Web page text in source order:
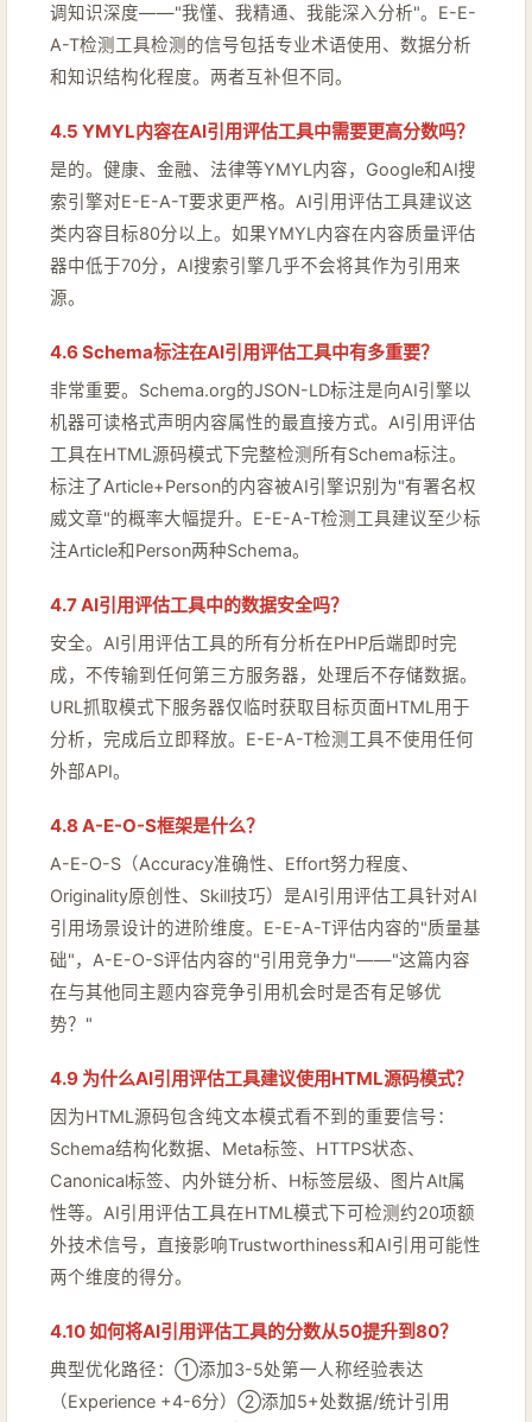
调知识深度——"我懂、我精通、我能深入分析"。E-E-
A-T检测工具检测的信号包括专业术语使用、数据分析
和知识结构化程度。两者互补但不同。
4.5 YMYL内容在AI引用评估工具中需要更高分数吗？
是的。健康、金融、法律等YMYL内容，Google和AI搜
索引擎对E-E-A-T要求更严格。AI引用评估工具建议这
类内容目标80分以上。如果YMYL内容在内容质量评估
器中低于70分，AI搜索引擎几乎不会将其作为引用来
源。
4.6 Schema标注在AI引用评估工具中有多重要？
非常重要。Schema.org的JSON-LD标注是向AI引擎以
机器可读格式声明内容属性的最直接方式。AI引用评估
工具在HTML源码模式下完整检测所有Schema标注。
标注了Article+Person的内容被AI引擎识别为"有署名权
威文章"的概率大幅提升。E-E-A-T检测工具建议至少标
注Article和Person两种Schema。
4.7 AI引用评估工具中的数据安全吗？
安全。AI引用评估工具的所有分析在PHP后端即时完
成，不传输到任何第三方服务器，处理后不存储数据。
URL抓取模式下服务器仅临时获取目标页面HTML用于
分析，完成后立即释放。E-E-A-T检测工具不使用任何
外部API。
4.8 A-E-O-S框架是什么？
A-E-O-S（Accuracy准确性、Effort努力程度、
Originality原创性、Skill技巧）是AI引用评估工具针对AI
引用场景设计的进阶维度。E-E-A-T评估内容的"质量基
础"，A-E-O-S评估内容的"引用竞争力"——"这篇内容
在与其他同主题内容竞争引用机会时是否有足够优
势？"
4.9 为什么AI引用评估工具建议使用HTML源码模式？
因为HTML源码包含纯文本模式看不到的重要信号：
Schema结构化数据、Meta标签、HTTPS状态、
Canonical标签、内外链分析、H标签层级、图片Alt属
性等。AI引用评估工具在HTML模式下可检测约20项额
外技术信号，直接影响Trustworthiness和AI引用可能性
两个维度的得分。
4.10 如何将AI引用评估工具的分数从50提升到80？
典型优化路径：①添加3-5处第一人称经验表达
（Experience +4-6分）②添加5+处数据/统计引用